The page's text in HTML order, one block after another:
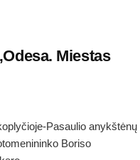
Miestas
Pasaulio anykštėnų
Boriso